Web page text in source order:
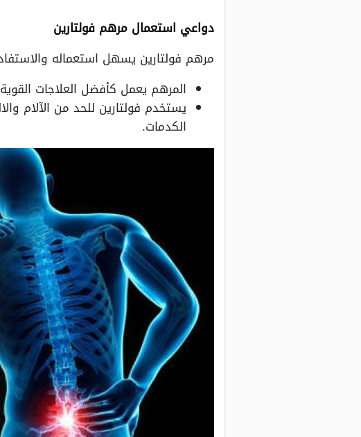
دواعي استعمال مرهم فولتارين
مرهم فولتارين يسهل استعماله
المرهم يعمل كأفضل العلاجات
يستخدم فولتارين للحد من الآلام
الكدمات.